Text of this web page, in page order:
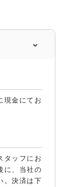
現金にてお
タッフにお
に、当社の
。決済は下